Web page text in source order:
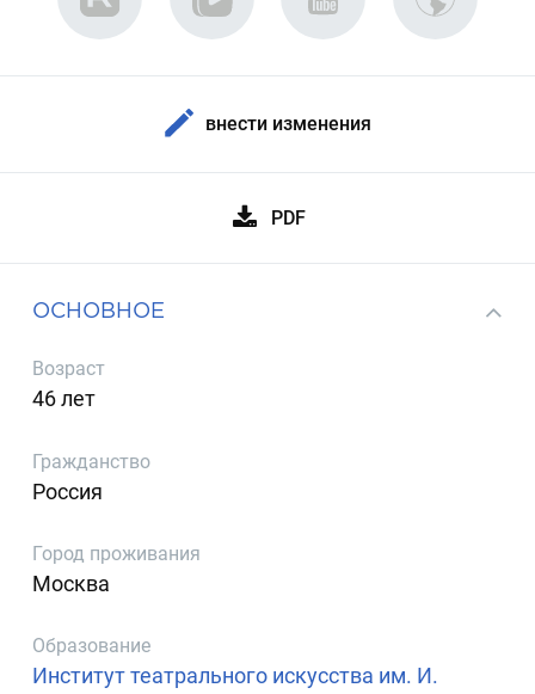
внести изменения
PDF
ОСНОВНОЕ
Возраст
46 лет
Гражданство
Россия
Город проживания
Москва
Образование
Институт театрального искусства им. И.